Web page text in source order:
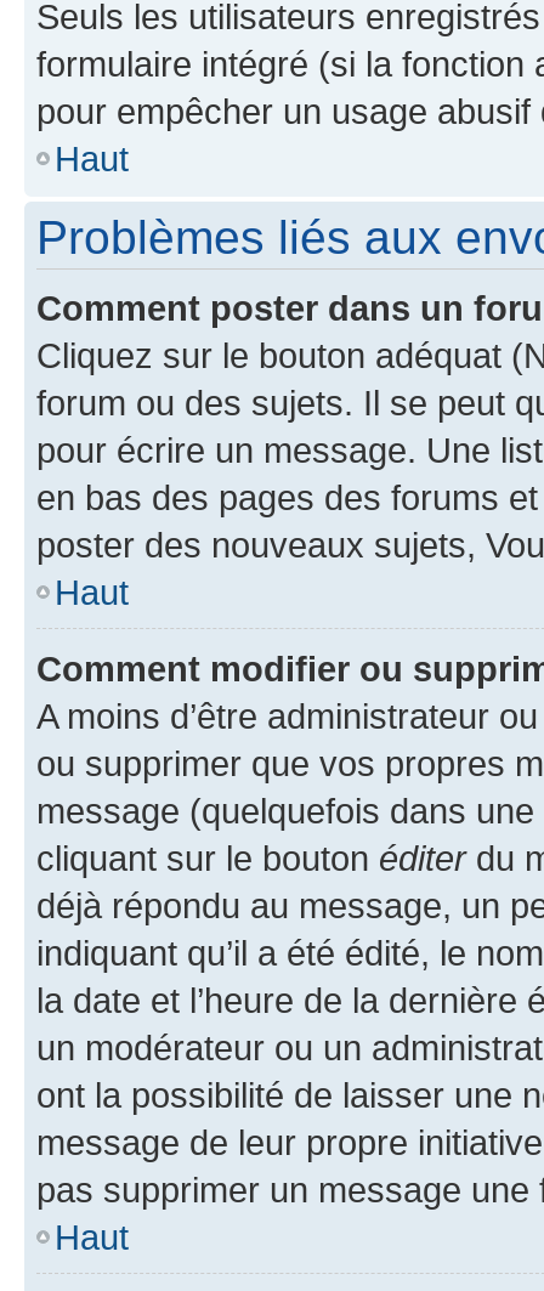
Seuls les utilisateurs
formulaire intégré (si la fonction
pour empêcher un usage
Haut
Problèmes liés aux
Comment poster dans un
Cliquez sur le bouton adéquat
forum ou des sujets. Il se peut
pour écrire un message. Une
en bas des pages des forums
poster des nouveaux sujets,
Haut
Comment modifier ou
A moins d’être administrateur
ou supprimer que vos propres
message (quelquefois dans
cliquant sur le bouton éditerdu
déjà répondu au message, un
indiquant qu’il a été édité, le
la date et l’heure de la dernière
un modérateur ou un
ont la possibilité de laisser une
message de leur propre
pas supprimer un message une
Haut